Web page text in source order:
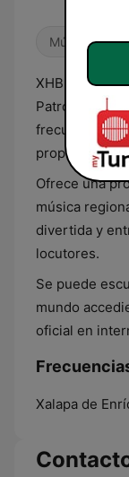
Música
XHBD-FM,
Patrón, es
frecuencia
propiedad de
Ofrece una
música
divertida y
locutores.
Se puede
mundo
oficial en
Xalapa de